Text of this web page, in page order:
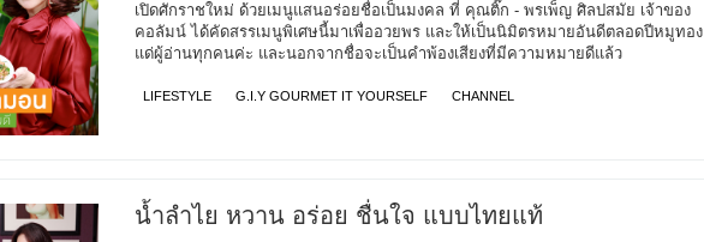
เปิดศักราชใหม่ ด้วยเมนูแสนอร่อยชื่อเป็นมงคล ที่ คุณติ๊ก - พรเพ็ญ ศิลปสมัย เจ้าของ
คอลัมน์ ได้คัดสรรเมนูพิเศษนี้มาเพื่ออวยพร และให้เป็นนิมิตรหมายอันดีตลอดปีหมูทอง
แด่ผู้อ่านทุกคนค่ะ และนอกจากชื่อจะเป็นคำพ้องเสียงที่มีความหมายดีแล้ว
LIFESTYLE G.I.Y GOURMET IT YOURSELF CHANNEL
น้ำลำไย หวาน อร่อย ชื่นใจ แบบไทยแท้